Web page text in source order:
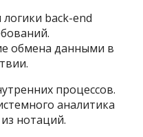
back-end
обмена данными в
процессов.
аналитика
нотаций.